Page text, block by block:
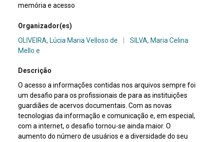
memória e acesso
Organizador(es)
OLIVEIRA, Lúcia Maria Velloso de
SILVA, Maria Celina
Mello e
Descrição
O acesso a informações contidas nos arquivos sempre foi
um desafio para os profissionais de para as instituições
guardiães de acervos documentais. Com as novas
tecnologias da informação e comunicação e, em especial,
com a internet, o desafio tornou-se ainda maior. O
aumento do número de usuários e a diversidade do seu